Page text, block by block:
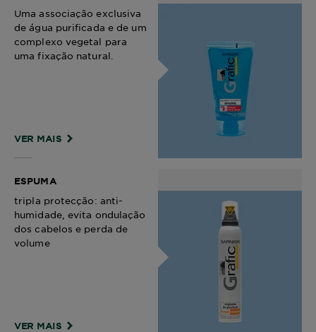
Uma associação exclusiva
de água purificada e de um
complexo vegetal para
uma fixação natural.
VER MAIS
ESPUMA
tripla protecção: anti-
humidade, evita ondulação
dos cabelos e perda de
volume
VER MAIS